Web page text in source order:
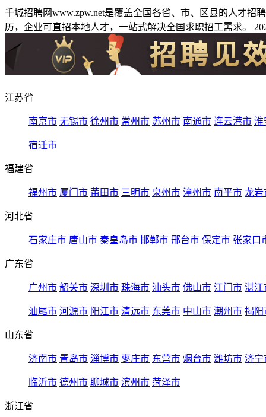
千城招聘网www.zpw.net是覆盖全国各省、市、区县的人才
历，企业可直招本地人才，一站式解决全国求职招工需求。
江苏省
南京市 无锡市 徐州市 常州市 苏州市 南通市 连云港市 淮
宿迁市
福建省
福州市 厦门市 莆田市 三明市 泉州市 漳州市 南平市 龙岩
河北省
石家庄市 唐山市 秦皇岛市 邯郸市 邢台市 保定市 张家口
广东省
广州市 韶关市 深圳市 珠海市 汕头市 佛山市 江门市 湛江
汕尾市 河源市 阳江市 清远市 东莞市 中山市 潮州市 揭阳
山东省
济南市 青岛市 淄博市 枣庄市 东营市 烟台市 潍坊市 济宁
临沂市 德州市 聊城市 滨州市 菏泽市
浙江省